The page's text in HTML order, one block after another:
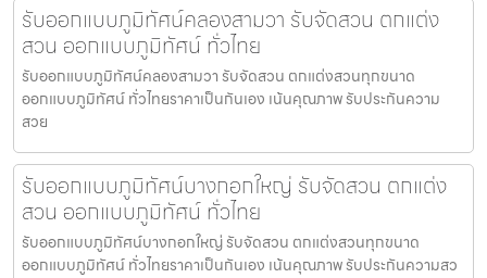
รับออกแบบภูมิทัศน์คลองสามวา รับจัดสวน ตกแต่ง
สวน ออกแบบภูมิทัศน์ ทั่วไทย
รับออกแบบภูมิทัศน์คลองสามวา รับจัดสวน ตกแต่งสวนทุกขนาด
ออกแบบภูมิทัศน์ ทั่วไทยราคาเป็นกันเอง เน้นคุณภาพ รับประกันความ
สวย
รับออกแบบภูมิทัศน์บางกอกใหญ่ รับจัดสวน ตกแต่ง
สวน ออกแบบภูมิทัศน์ ทั่วไทย
รับออกแบบภูมิทัศน์บางกอกใหญ่ รับจัดสวน ตกแต่งสวนทุกขนาด
ออกแบบภูมิทัศน์ ทั่วไทยราคาเป็นกันเอง เน้นคุณภาพ รับประกันความสว